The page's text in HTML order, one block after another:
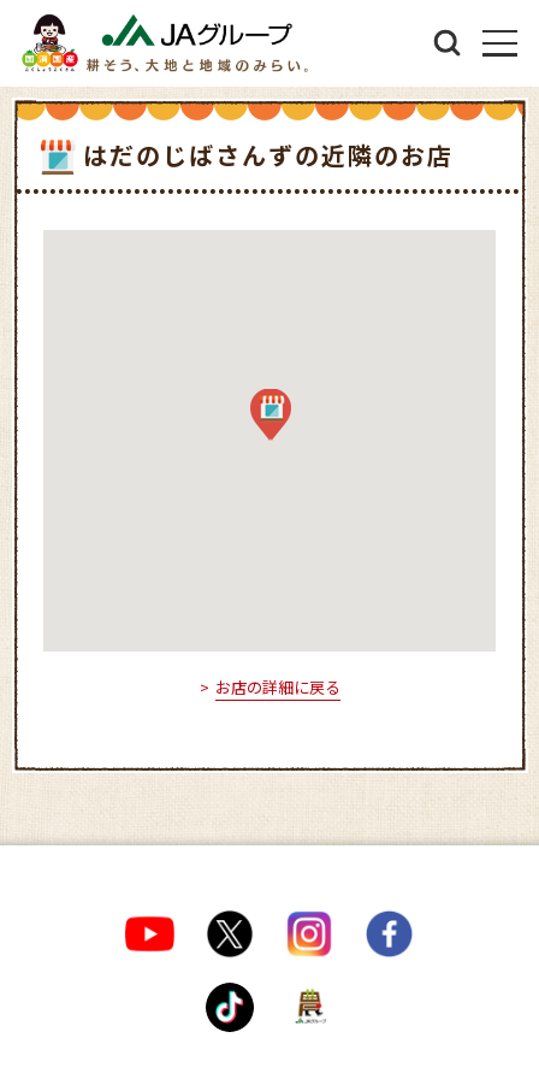
はだのじばさんずの近隣のお店
お店の詳細に戻る